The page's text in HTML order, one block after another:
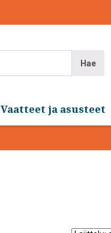
Hae
Vaatteet ja asusteet